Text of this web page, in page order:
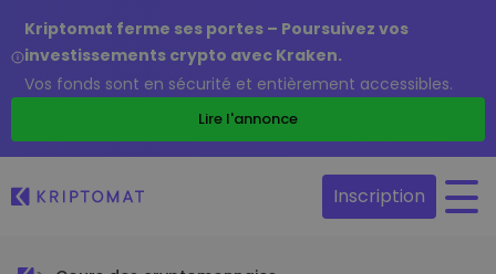
Kriptomat ferme ses portes – Poursuivez vos
investissements crypto avec Kraken.
Vos fonds sont en sécurité et entièrement accessibles.
Lire l'annonce
Inscription